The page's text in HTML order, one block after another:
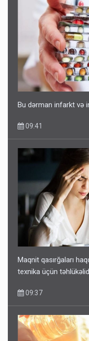
Bu dərman infarkt və
09:41
Maqnit qasırğaları
texnika üçün
09:37